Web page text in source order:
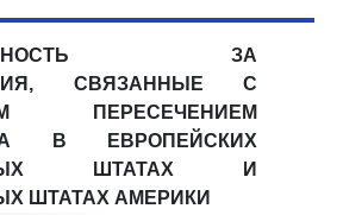
ЗА
СВЯЗАННЫЕ С
ПЕРЕСЕЧЕНИЕМ
В ЕВРОПЕЙСКИХ
ШТАТАХ И
ШТАТАХ АМЕРИКИ
появятся
4. Собеседование (магистр) (5)